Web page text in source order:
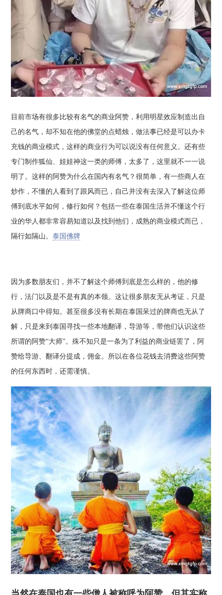
目前市场有很多比较有名气的商业阿赞，利用明星效应制造出自
己的名气，却不知在他的佛堂的点蜡烛，做法事已经是可以办卡
充钱的商业模式，这样的商业行为可以说没有任何意义。还有些
专门制作狐仙、娃娃神这一类的师傅，太多了，这里就不一一说
明了。这样的阿赞为什么在国内有名气？很简单，有一些商人在
炒作，不懂的人看到了跟风而已，自己并没有去深入了解这位师
傅到底水平如何，修行如何？包括一些在泰国生活并不懂这个行
业的华人都非常容易知道以及找到他们，成熟的商业模式而已，
隔行如隔山。泰国佛牌
因为多数朋友们，并不了解这个师傅到底是怎么样的，他的修
行，法门以及是不是有真的本领。这让很多朋友无从考证，只是
从牌商口中得知。甚至很多没有长期在泰国呆过的牌商也无从了
解，只是来到泰国寻找一些本地翻译，导游等，带他们认识这些
所谓的阿赞“大师”。殊不知只是一条为了利益的商业链罢了，阿
赞给导游、翻译分提成，佣金。所以在各位花钱去消费这些阿赞
的任何东西时，还需谨慎。